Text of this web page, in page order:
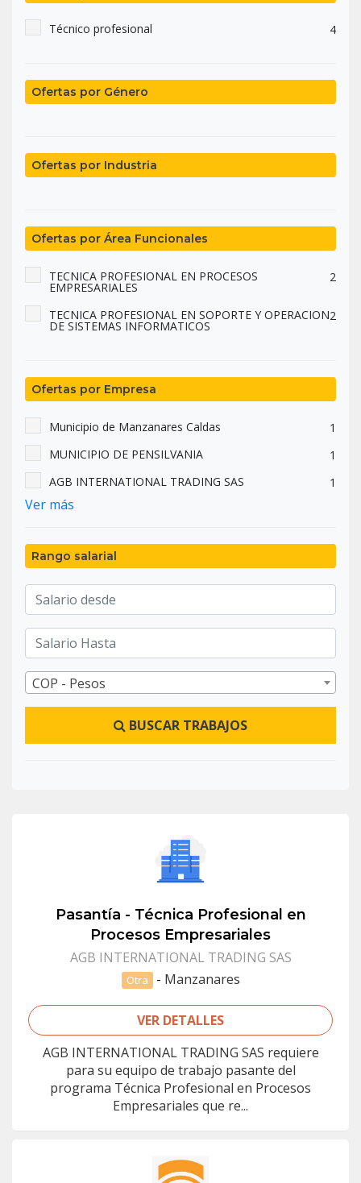
Técnico profesional 4
Ofertas por Género
Ofertas por Industria
Ofertas por Área Funcionales
TECNICA PROFESIONAL EN PROCESOS
EMPRESARIALES
2
TECNICA PROFESIONAL EN SOPORTE Y OPERACION
DE SISTEMAS INFORMATICOS
2
Ofertas por Empresa
Municipio de Manzanares Caldas
1
MUNICIPIO DE PENSILVANIA
1
AGB INTERNATIONAL TRADING SAS
1
Institución de Educación Superior - Colegio Integrado
Ver más
Rango salarial
COP - Pesos
BUSCAR TRABAJOS
Pasantía - Técnica Profesional en
Procesos Empresariales
AGB INTERNATIONAL TRADING SAS
Otra - Manzanares
VER DETALLES
AGB INTERNATIONAL TRADING SAS requiere
para su equipo de trabajo pasante del
programa Técnica Profesional en Procesos
Empresariales que re...